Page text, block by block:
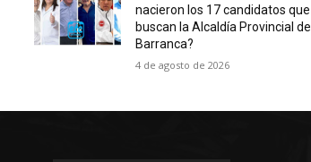
nacieron los 17 candidatos que
buscan la Alcaldía Provincial de
Barranca?
4 de agosto de 2026